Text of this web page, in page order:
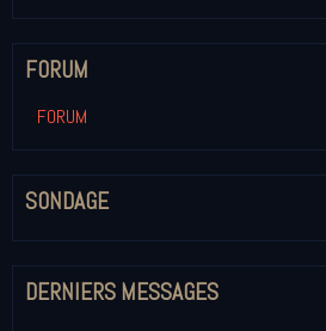
FORUM
FORUM
SONDAGE
DERNIERS MESSAGES